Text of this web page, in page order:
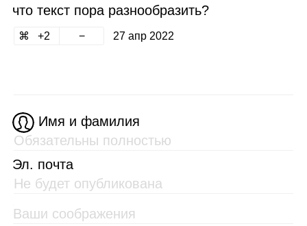
что текст пора разнообразить?
2 27 апр 2022
Имя и фамилия
Эл. почта